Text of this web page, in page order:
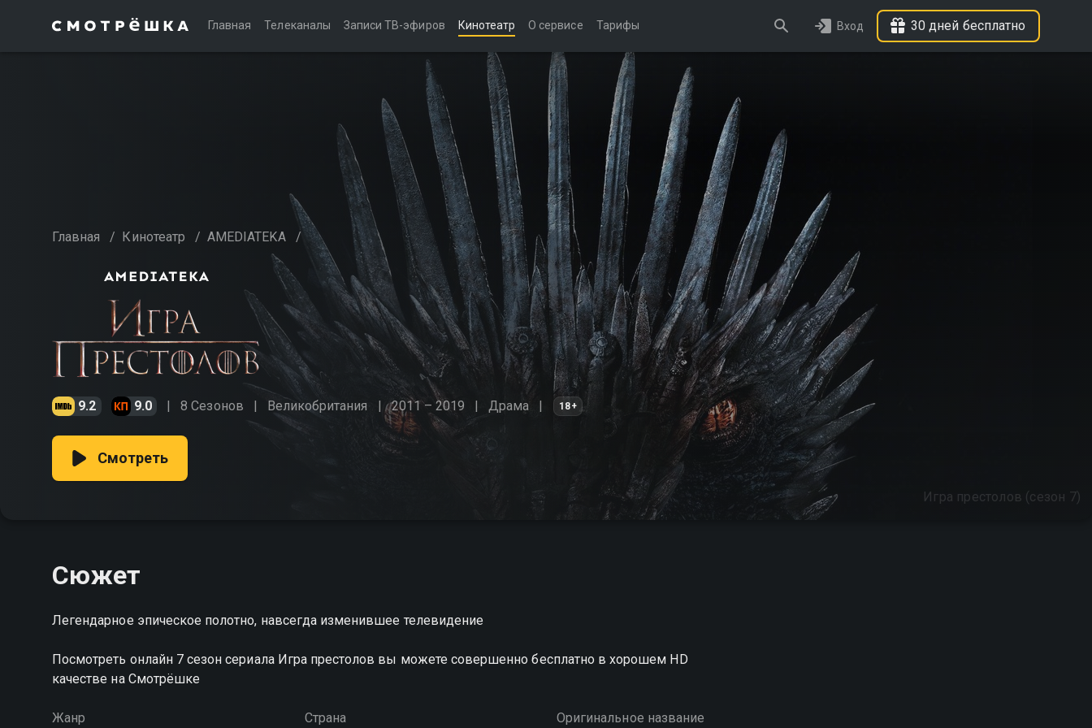
Главная Телеканалы Записи ТВ-эфиров Кинотеатр О сервисе Тарифы Вход 30 дней бесплатно
Главная / Кинотеатр / AMEDIATEKA /
9.2 9.0 8 Сезонов Великобритания 2011 – 2019 Драма 18+
Игра престолов (сезон 7)
Смотреть
Сюжет
Легендарное эпическое полотно, навсегда изменившее телевидение
Посмотреть онлайн 7 сезон сериала Игра престолов вы можете совершенно бесплатно в хорошем HD
качестве на Смотрёшке
Жанр Страна Оригинальное название